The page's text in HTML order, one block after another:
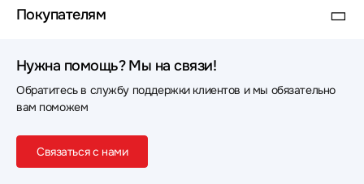
Наушники Oppo Наушники Raskat
Наушники hoco. Наушники Marvo
Наушники Gamdias
Покупателям
Нужна помощь? Мы на связи!
Обратитесь в службу поддержки клиентов и мы обязательно
вам поможем
Связаться с нами